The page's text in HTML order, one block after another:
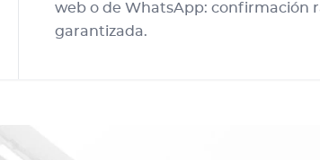
web o de WhatsApp: confirmación
garantizada.